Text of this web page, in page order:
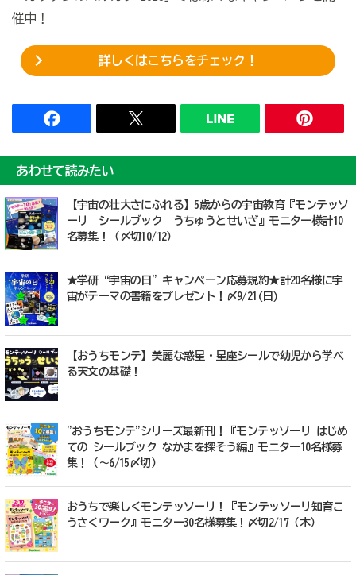
催中！
詳しくはこちらをチェック！
あわせて読みたい
【宇宙の壮大さにふれる】5歳からの宇宙教育『モンテッソ
ーリ シールブック うちゅうとせいざ』モニター様計10
名募集！（〆切10/12）
★学研“宇宙の日”キャンぺーン応募規約★計20名様に宇
宙がテーマの書籍をプレゼント！〆9/21(日)
【おうちモンテ】美麗な惑星・星座シールで幼児から学べ
る天文の基礎！
"おうちモンテ"シリーズ最新刊！『モンテッソーリ はじめ
ての シールブック なかまを探そう編』モニター10名様募
集！（～6/15〆切）
おうちで楽しくモンテッソーリ！『モンテッソーリ知育こ
うさくワーク』モニター30名様募集！〆切2/17（木）